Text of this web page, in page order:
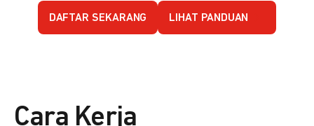
DAFTAR SEKARANG LIHAT PANDUAN
Cara Kerja